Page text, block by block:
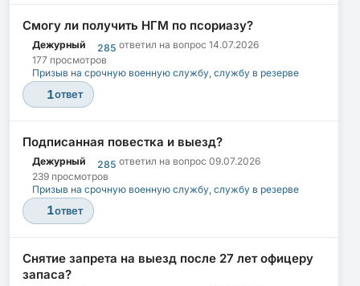
Смогу ли получить НГМ по псориазу?
Дежурный 285 ответил на вопрос 14.07.2026
177 просмотров
Призыв на срочную военную службу, службу в резерве
1ответ
Подписанная повестка и выезд?
Дежурный 285 ответил на вопрос 09.07.2026
239 просмотров
Призыв на срочную военную службу, службу в резерве
1ответ
Снятие запрета на выезд после 27 лет офицеру
запаса?